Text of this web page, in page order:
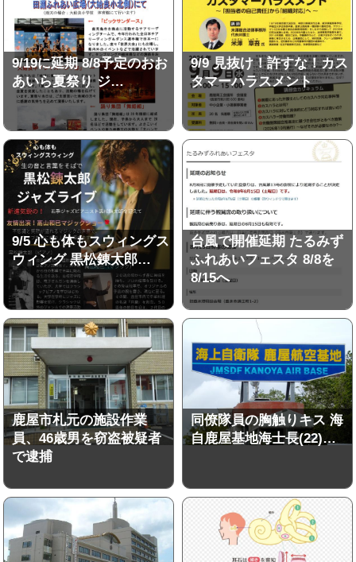
9/19に延期 8/8予定のおお
あいら夏祭り ジ…
9/9 見抜け！許すな！カス
タマーハラスメント
9/5 心も体もスウィングス
ウィング 黒松錬太郎…
台風で開催延期 たるみず
ふれあいフェスタ 8/8を
8/15へ
鹿屋市札元の施設作業
員、46歳男を窃盗被疑者
で逮捕
同僚隊員の胸触りキス 海
自鹿屋基地海士長(22)…